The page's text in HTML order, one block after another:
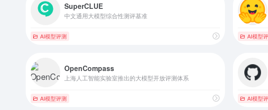
SuperCLUE
中文通用大模型综合性测评基准
AI模型评测 AI模型
OpenCompass
上海人工智能实验室推出的大模型开放评测体系
AI模型评测 AI模型